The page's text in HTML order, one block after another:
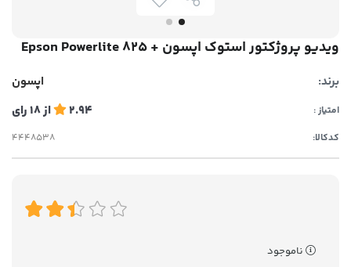
ویدیو پروژکتور استوک اپسون + Epson Powerlite 825
برند: اپسون
امتیاز : 2.94 از18رای
کدکالا:
ناموجود